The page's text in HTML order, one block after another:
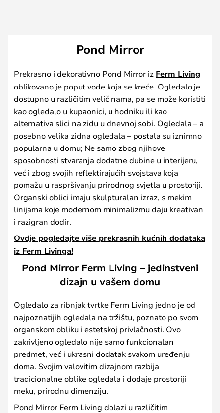
Pond Mirror
Prekrasno i dekorativno Pond Mirror iz Ferm Living
oblikovano je poput vode koja se kreće. Ogledalo je
dostupno u različitim veličinama, pa se može koristiti
kao ogledalo u kupaonici, u hodniku ili kao
alternativa slici na zidu u dnevnoj sobi. Ogledala – a
posebno velika zidna ogledala – postala su iznimno
popularna u domu; Ne samo zbog njihove
sposobnosti stvaranja dodatne dubine u interijeru,
već i zbog svojih reflektirajućih svojstava koja
pomažu u raspršivanju prirodnog svjetla u prostoriji.
Organski oblici imaju skulpturalan izraz, s mekim
linijama koje modernom minimalizmu daju kreativan
i razigran dodir.
Ovdje pogledajte više prekrasnih kućnih dodataka
iz Ferm Livinga!
Pond Mirror Ferm Living – jedinstveni
dizajn u vašem domu
Ogledalo za ribnjak tvrtke Ferm Living jedno je od
najpoznatijih ogledala na tržištu, poznato po svom
organskom obliku i estetskoj privlačnosti. Ovo
zakrivljeno ogledalo nije samo funkcionalan
predmet, već i ukrasni dodatak svakom uređenju
doma. Svojim valovitim dizajnom razbija
tradicionalne oblike ogledala i dodaje prostoriji
meku, prirodnu dimenziju.
Pond Mirror Ferm Living dolazi u različitim